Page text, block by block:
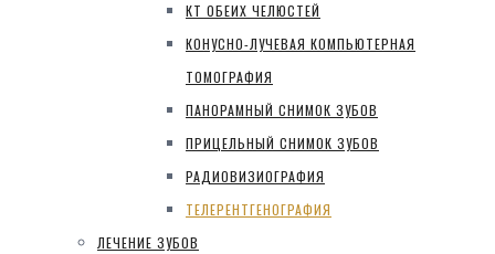
КТ ОБЕИХ ЧЕЛЮСТЕЙ
КОНУСНО-ЛУЧЕВАЯ КОМПЬЮТЕРНАЯ
ТОМОГРАФИЯ
ПАНОРАМНЫЙ СНИМОК ЗУБОВ
ПРИЦЕЛЬНЫЙ СНИМОК ЗУБОВ
РАДИОВИЗИОГРАФИЯ
ТЕЛЕРЕНТГЕНОГРАФИЯ
ЛЕЧЕНИЕ ЗУБОВ